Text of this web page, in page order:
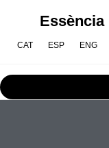
Essència
CAT ESP ENG